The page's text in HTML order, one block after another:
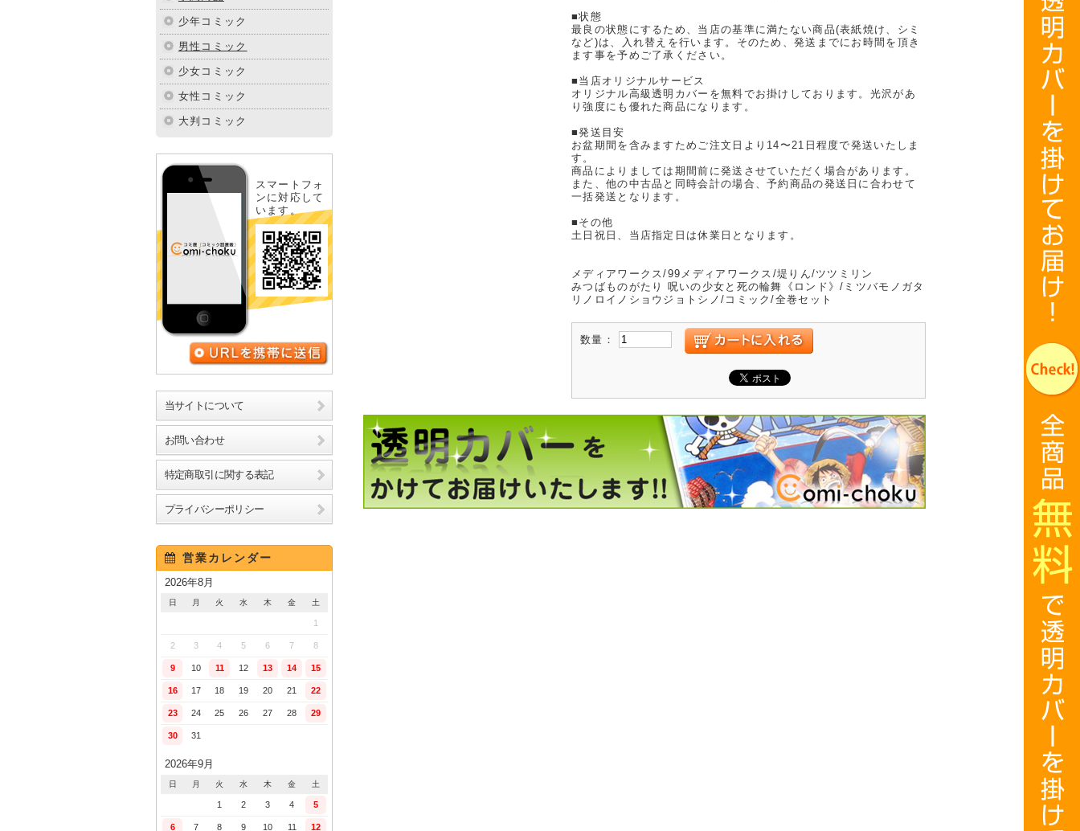
少年コミック
男性コミック
少女コミック
女性コミック
大判コミック
スマートフォ
ンに対応して
います。
URLを携帯に送信
当サイトについて
お問い合わせ
特定商取引に関する表記
プライバシーポリシー
■状態
最良の状態にするため、当店の基準に満たない商品(表紙焼け、シミ
など)は、入れ替えを行います。そのため、発送までにお時間を頂き
ます事を予めご了承ください。
■当店オリジナルサービス
オリジナル高級透明カバーを無料でお掛けしております。光沢があ
り強度にも優れた商品になります。
■発送目安
お盆期間を含みますためご注文日より14〜21日程度で発送いたしま
す。
商品によりましては期間前に発送させていただく場合があります。
また、他の中古品と同時会計の場合、予約商品の発送日に合わせて
一括発送となります。
■その他
土日祝日、当店指定日は休業日となります。
メディアワークス/99メディアワークス/堤りん/ツツミリン
みつばものがたり 呪いの少女と死の輪舞《ロンド》/ミツバモノガタ
リノロイノショウジョトシノ/コミック/全巻セット
数量：